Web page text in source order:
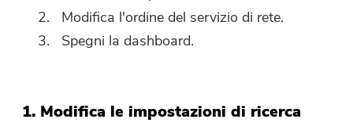
Modifica l'ordine del servizio di rete.
Spegni la dashboard.
1. Modifica le impostazioni di ricerca